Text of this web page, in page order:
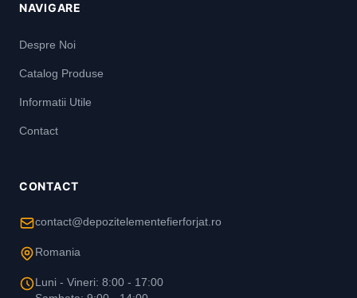
NAVIGARE
Despre Noi
Catalog Produse
Informatii Utile
Contact
CONTACT
contact@depozitelementefierforjat.ro
Romania
Luni - Vineri: 8:00 - 17:00